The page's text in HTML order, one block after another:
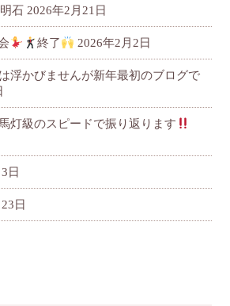
石 2026年2月21日
終了 2026年2月2日
浮かびませんが新年最初のブログで
灯級のスピードで振り返ります
日
日